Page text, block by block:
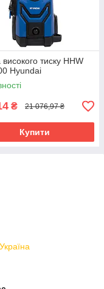
тиску HHW
Hyundai
₴ 21 076,97 ₴
Купити